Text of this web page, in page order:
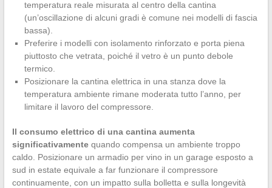
temperatura reale misurata al centro della cantina
(un’oscillazione di alcuni gradi è comune nei modelli di fascia
bassa).
Preferire i modelli con isolamento rinforzato e porta piena
piuttosto che vetrata, poiché il vetro è un punto debole
termico.
Posizionare la cantina elettrica in una stanza dove la
temperatura ambiente rimane moderata tutto l’anno, per
limitare il lavoro del compressore.
Il consumo elettrico di una cantina aumenta
significativamentequando compensa un ambiente troppo
caldo. Posizionare un armadio per vino in un garage esposto a
sud in estate equivale a far funzionare il compressore
continuamente, con un impatto sulla bolletta e sulla longevità